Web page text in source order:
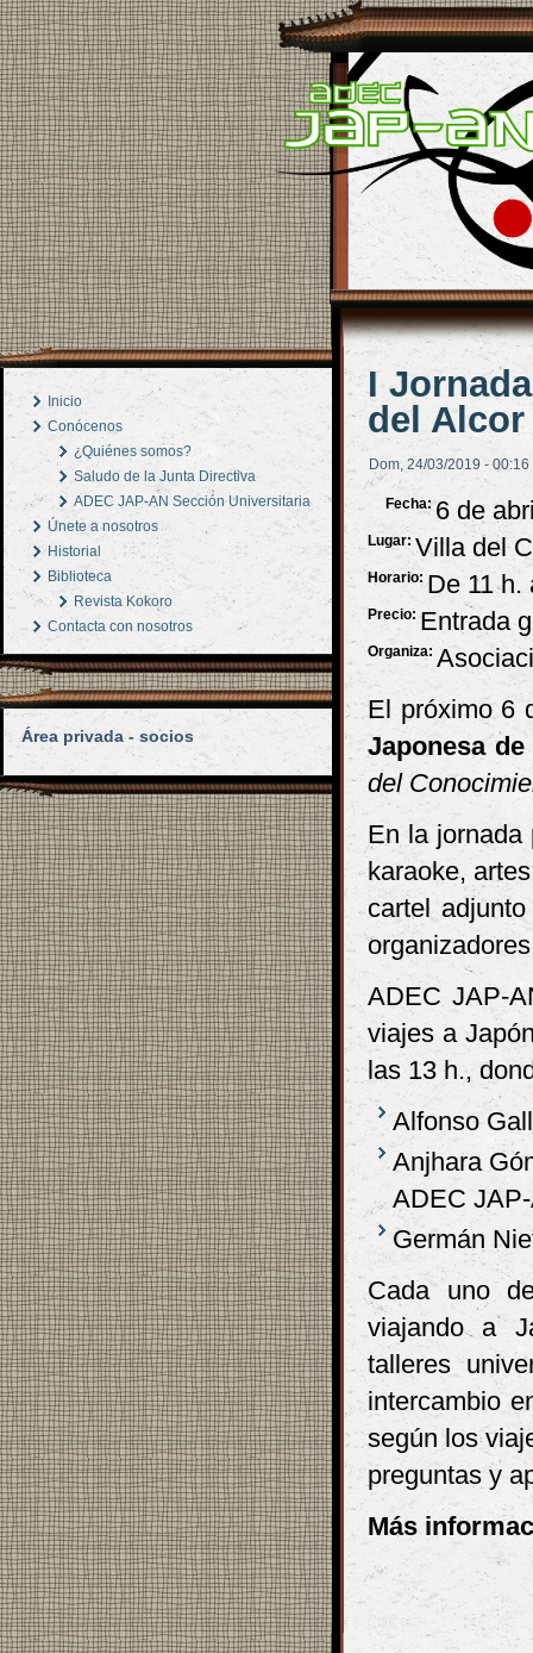
Inicio
Conócenos
¿Quiénes somos?
Saludo de la Junta Directiva
ADEC JAP-AN Sección Universitaria
Únete a nosotros
Historial
Biblioteca
Revista Kokoro
Contacta con nosotros
Área privada - socios
I
del Alcor
Dom, 24/03/2019 - 00:16
Fecha:6 de
Lugar: Villa del
Horario: De 11 h.
Precio: Entrada
Organiza:
El próximo 6
Japonesa
del
En la jornada
karaoke,
cartel
ADEC JAP-
viajes a
las 13 h.,
Alfonso
Anjhara
ADEC
Germán
Cada uno
viajando a
talleres
intercambio
según los
preguntas y
Más